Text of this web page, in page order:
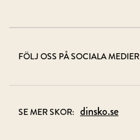
FÖLJ OSS PÅ SOCIALA MEDIER
SE MER SKOR: dinsko.se